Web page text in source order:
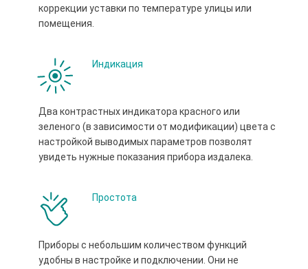
коррекции уставки по температуре улицы или
помещения.
Индикация
Два контрастных индикатора красного или
зеленого (в зависимости от модификации) цвета с
настройкой выводимых параметров позволят
увидеть нужные показания прибора издалека.
Простота
Приборы с небольшим количеством функций
удобны в настройке и подключении. Они не